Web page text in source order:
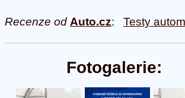
Recenze od Auto.cz: Testy
Fotogalerie: